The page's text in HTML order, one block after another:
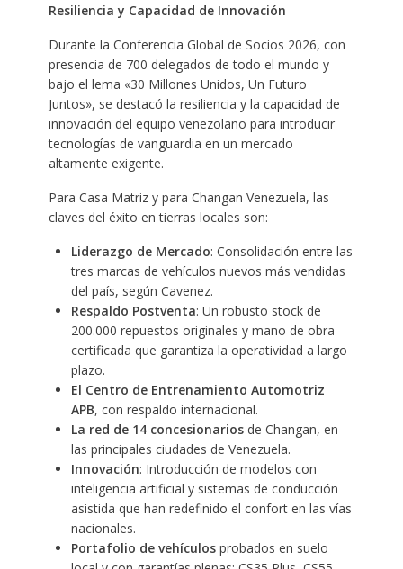
Resiliencia y Capacidad de Innovación
Durante la Conferencia Global de Socios 2026, con
presencia de 700 delegados de todo el mundo y
bajo el lema «30 Millones Unidos, Un Futuro
Juntos», se destacó la resiliencia y la capacidad de
innovación del equipo venezolano para introducir
tecnologías de vanguardia en un mercado
altamente exigente.
Para Casa Matriz y para Changan Venezuela, las
claves del éxito en tierras locales son:
Liderazgo de Mercado: Consolidación entre las
tres marcas de vehículos nuevos más vendidas
del país, según Cavenez.
Respaldo Postventa: Un robusto stock de
200.000 repuestos originales y mano de obra
certificada que garantiza la operatividad a largo
plazo.
El Centro de Entrenamiento Automotriz
APB, con respaldo internacional.
La red de 14 concesionariosde Changan, en
las principales ciudades de Venezuela.
Innovación: Introducción de modelos con
inteligencia artificial y sistemas de conducción
asistida que han redefinido el confort en las vías
nacionales.
Portafolio de vehículosprobados en suelo